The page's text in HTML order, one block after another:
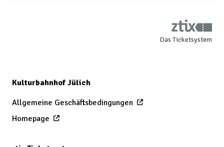
Das Ticketsystem
Kulturbahnhof Jülich
Allgemeine Geschäftsbedingungen
Homepage